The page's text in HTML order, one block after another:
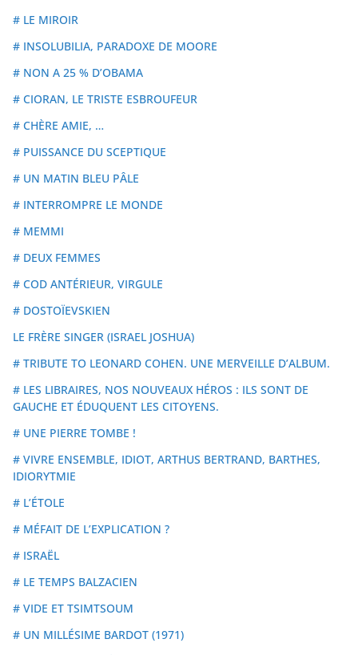
# LE MIROIR
# INSOLUBILIA, PARADOXE DE MOORE
# NON A 25 % D’OBAMA
# CIORAN, LE TRISTE ESBROUFEUR
# CHÈRE AMIE, …
# PUISSANCE DU SCEPTIQUE
# UN MATIN BLEU PÂLE
# INTERROMPRE LE MONDE
# MEMMI
# DEUX FEMMES
# COD ANTÉRIEUR, VIRGULE
# DOSTOÏEVSKIEN
LE FRÈRE SINGER (ISRAEL JOSHUA)
# TRIBUTE TO LEONARD COHEN. UNE MERVEILLE D’ALBUM.
# LES LIBRAIRES, NOS NOUVEAUX HÉROS : ILS SONT DE
GAUCHE ET ÉDUQUENT LES CITOYENS.
# UNE PIERRE TOMBE !
# VIVRE ENSEMBLE, IDIOT, ARTHUS BERTRAND, BARTHES,
IDIORYTMIE
# L’ÉTOLE
# MÉFAIT DE L’EXPLICATION ?
# ISRAËL
# LE TEMPS BALZACIEN
# VIDE ET TSIMTSOUM
# UN MILLÉSIME BARDOT (1971)